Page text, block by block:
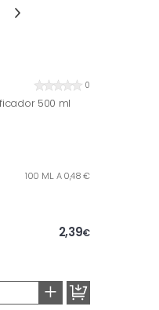
0
500 ml
100 ML. A 0,48 €
2,39€
+